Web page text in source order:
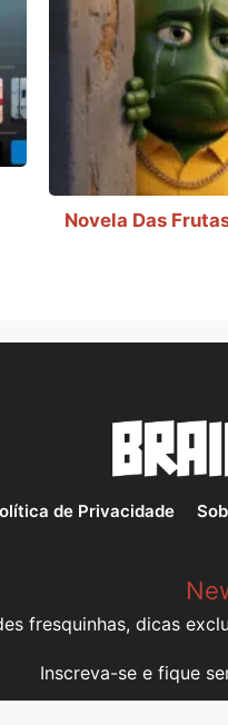
Novela Das
de Privacidade
fresquinhas, dicas
Inscreva-se e fique